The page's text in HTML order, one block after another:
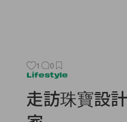
1 0
Lifestyle
走訪珠寶設